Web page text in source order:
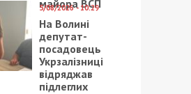
майора ВСП
5/08/2026 - 10:29
На Волині
депутат-
посадовець
Укрзалізниці
відряджав
підлеглих